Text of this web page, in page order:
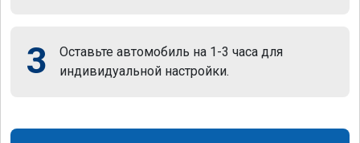
3
Оставьте автомобиль на 1-3 часа для
индивидуальной настройки.